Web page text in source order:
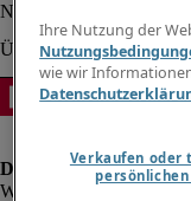
Ihre Nutzung der
wie wir
Verkaufen oder